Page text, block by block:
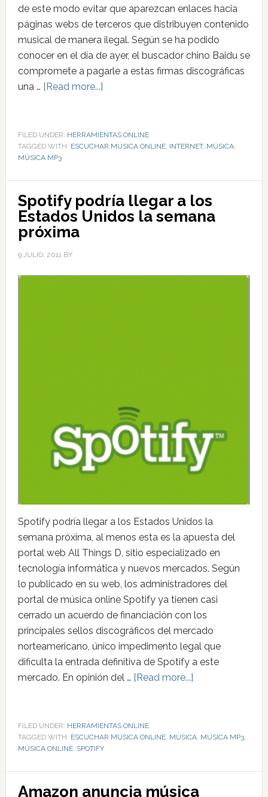
de este modo evitar que aparezcan enlaces hacia
páginas webs de terceros que distribuyen contenido
musical de manera ilegal. Según se ha podido
conocer en el día de ayer, el buscador chino Baidu se
compromete a pagarle a estas firmas discográficas
una … [Read more...]
FILED UNDER: HERRAMIENTAS ONLINE
TAGGED WITH: ESCUCHAR MÚSICA ONLINE, INTERNET, MÚSICA,
MÚSICA MP3
Spotify podría llegar a los
Estados Unidos la semana
próxima
9 JULIO, 2011BY
Spotify podría llegar a los Estados Unidos la
semana próxima, al menos esta es la apuesta del
portal web All Things D, sitio especializado en
tecnología informática y nuevos mercados. Según
lo publicado en su web, los administradores del
portal de música online Spotify ya tienen casi
cerrado un acuerdo de financiación con los
principales sellos discográficos del mercado
norteamericano, único impedimento legal que
dificulta la entrada definitiva de Spotify a este
mercado. En opinión del … [Read more...]
FILED UNDER: HERRAMIENTAS ONLINE
TAGGED WITH: ESCUCHAR MÚSICA ONLINE, MÚSICA, MÚSICA MP3,
MÚSICA ONLINE, SPOTIFY
Amazon anuncia música